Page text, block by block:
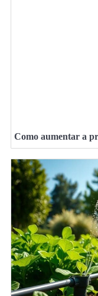
Como aumentar a